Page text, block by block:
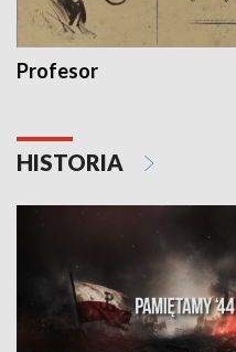
Profesor
HISTORIA